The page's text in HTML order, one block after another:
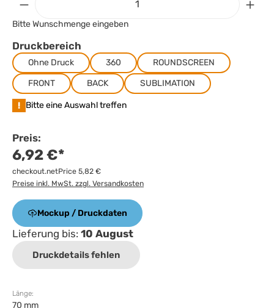
Bitte Wunschmenge eingeben
Druckbereich
Ohne Druck 360
ROUNDSCREEN
FRONT
BACK SUBLIMATION
! Bitte eine Auswahl treffen
Preis:
6,92 €*
checkout.netPrice 5,82 €
Preise inkl. MwSt. zzgl. Versandkosten
Mockup / Druckdaten
Lieferung bis: 10 August
Druckdetails fehlen
Länge:
70 mm